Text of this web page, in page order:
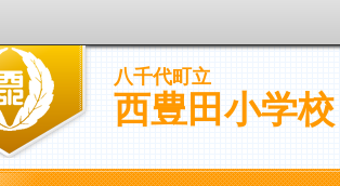
八千代町立
西豊田小学校
学校概要